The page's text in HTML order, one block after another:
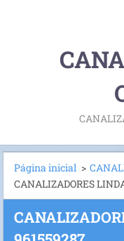
Página inicial >
CANALIZADORES